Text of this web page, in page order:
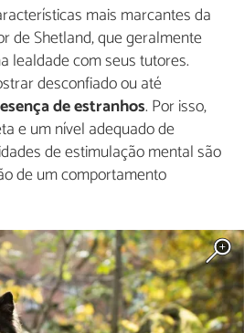
mais marcantes da
de Shetland, que geralmente
lealdade com seus tutores.
desconfiado ou até
de estranhos. Por isso,
e um nível adequado de
de estimulação mental são
de um comportamento